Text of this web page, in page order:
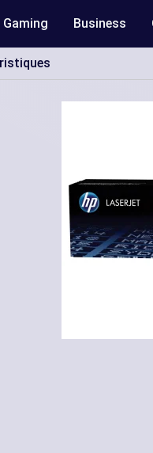
Gaming Business